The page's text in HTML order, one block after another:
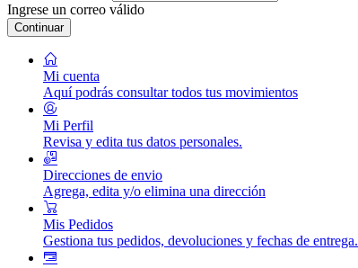
Ingrese un correo válido
Continuar
Mi cuenta
Aquí podrás consultar todos tus movimientos
Mi Perfil
Revisa y edita tus datos personales.
Direcciones de envio
Agrega, edita y/o elimina una dirección
Mis Pedidos
Gestiona tus pedidos, devoluciones y fechas de entrega.